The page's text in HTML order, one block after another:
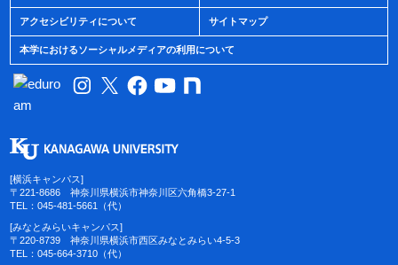
アクセシビリティについて サイトマップ
本学におけるソーシャルメディアの利用について
[横浜キャンパス]
〒221-8686 神奈川県横浜市神奈川区六角橋3-27-1
TEL：045-481-5661（代）
[みなとみらいキャンパス]
〒220-8739 神奈川県横浜市西区みなとみらい4-5-3
TEL：045-664-3710（代）